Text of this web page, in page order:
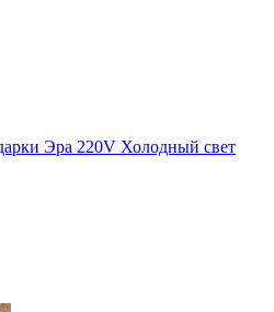
Эра 220V Холодный свет